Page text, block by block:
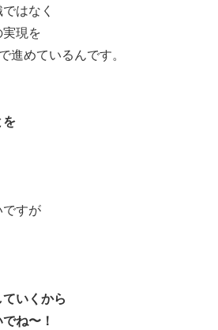
はなく
現を
進めているんです。
を
ですが
いくから
ね〜！